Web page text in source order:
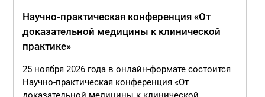
Научно-практическая конференция «От
доказательной медицины к клинической
практике»
25 ноября 2026 года в онлайн-формате состоится
Научно-практическая конференция «От